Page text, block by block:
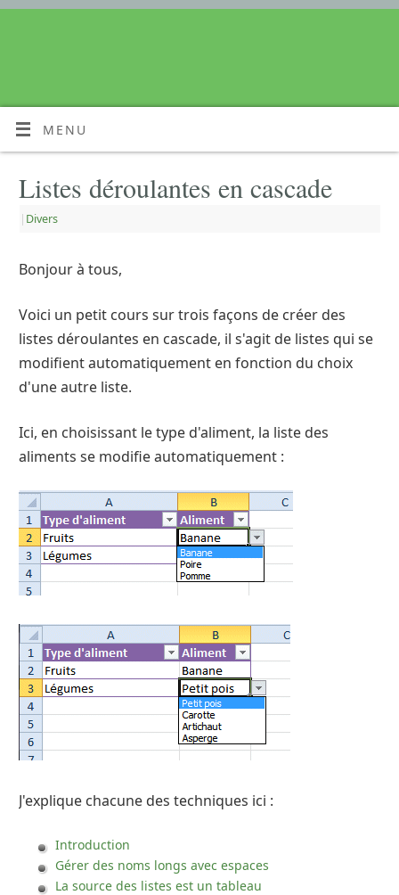
MENU
Listes déroulantes en cascade
| Divers
Bonjour à tous,
Voici un petit cours sur trois façons de créer des
listes déroulantes en cascade, il s'agit de listes qui se
modifient automatiquement en fonction du choix
d'une autre liste.
Ici, en choisissant le type d'aliment, la liste des
aliments se modifie automatiquement :
J'explique chacune des techniques ici :
Introduction
Gérer des noms longs avec espaces
La source des listes est un tableau